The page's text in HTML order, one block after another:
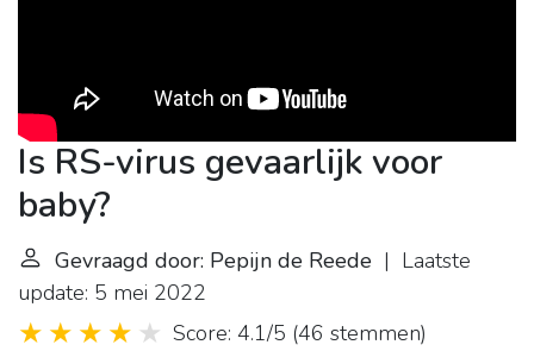
Is RS-virus gevaarlijk voor
baby?
Gevraagd door: Pepijn de Reede | Laatste
update: 5 mei 2022
Score: 4.1/5 (46 stemmen)